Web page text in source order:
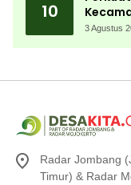
10
3 Agustus
Radar Jombang
Timur) & Radar